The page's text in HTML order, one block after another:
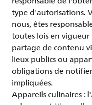
type d'autorisations.
nous, êtes
toutes lois en
partage de contenu
lieux publics ou
obligations de
impliquées.
Appareils culinaires :